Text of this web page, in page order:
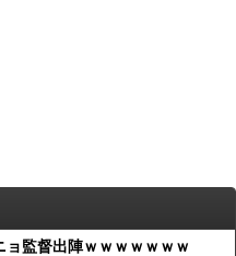
監督出陣ｗｗｗｗｗｗｗ